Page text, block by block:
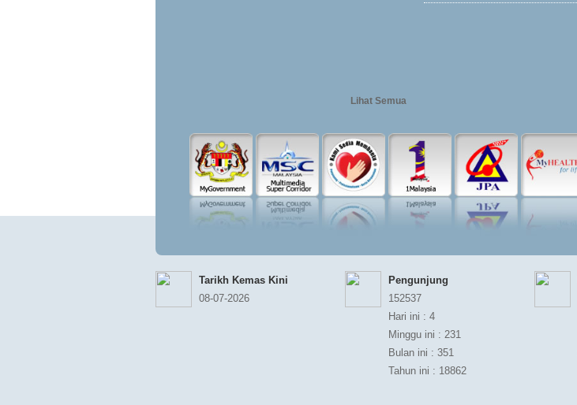
Lihat Semua
Tarikh Kemas Kini
08-07-2026
Pengunjung
152537
Hari ini : 4
Minggu ini : 231
Bulan ini : 351
Tahun ini : 18862